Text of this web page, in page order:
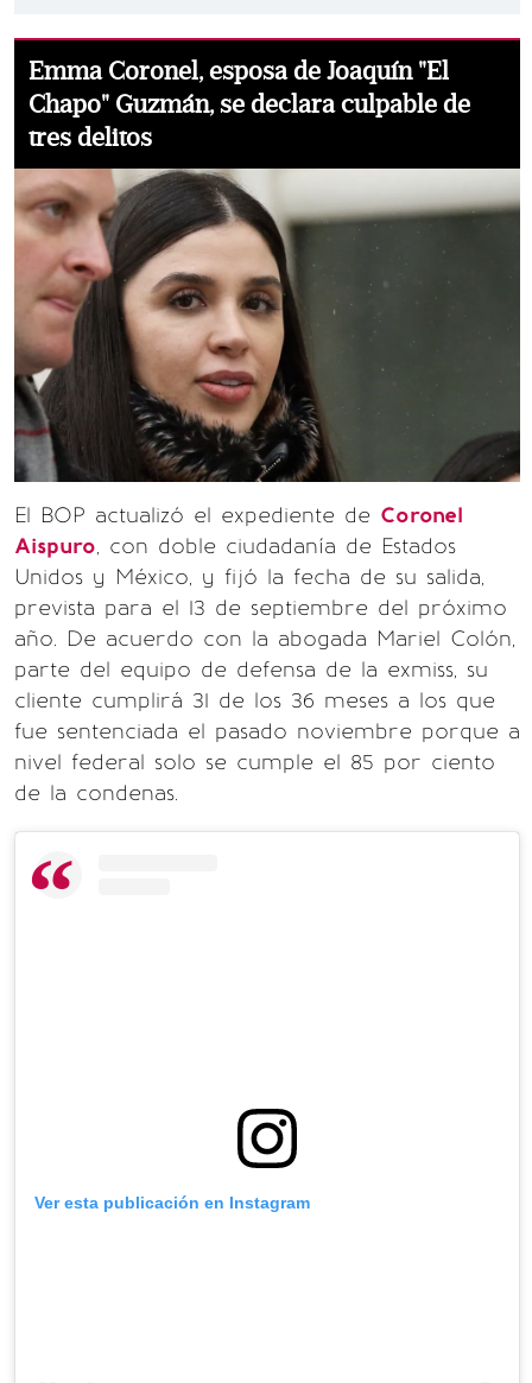
Emma Coronel, esposa de Joaquín "El
Chapo" Guzmán, se declara culpable de
tres delitos
El BOP actualizó el expediente de Coronel
Aispuro, con doble ciudadanía de Estados
Unidos y México, y fijó la fecha de su salida,
prevista para el 13 de septiembre del próximo
año. De acuerdo con la abogada Mariel Colón,
parte del equipo de defensa de la exmiss, su
cliente cumplirá 31 de los 36 meses a los que
fue sentenciada el pasado noviembre porque a
nivel federal solo se cumple el 85 por ciento
de la condenas.
Ver esta publicación en Instagram